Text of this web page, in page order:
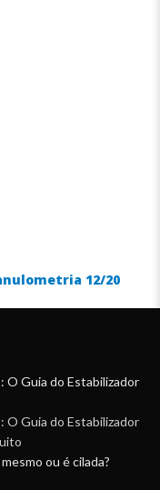
12/20
O Guia do Estabilizador
O Guia do Estabilizador
ou é cilada?